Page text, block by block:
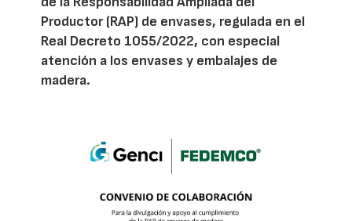
Productor (RAP) de envases, regulada en el
Real Decreto 1055/2022, con especial
atención a los envases y embalajes de
madera.